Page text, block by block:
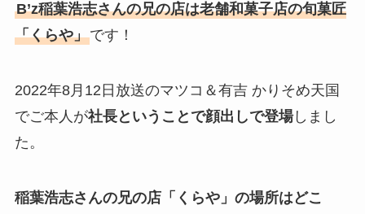
B’z稲葉浩志さんの兄の店は老舗和菓子店の旬菓匠
「くらや」です！
2022年8月12日放送のマツコ＆有吉 かりそめ天国
でご本人が社長ということで顔出しで登場しまし
た。
稲葉浩志さんの兄の店「くらや」の場所はどこ